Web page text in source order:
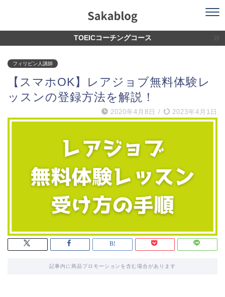
TOEICコーチングコース
フィリピン人講師
【スマホOK】レアジョブ無料体験レ
ッスンの登録方法を解説！
2020年4月8日 / 2023年4月1日
記事内に商品プロモーションを含む場合があります